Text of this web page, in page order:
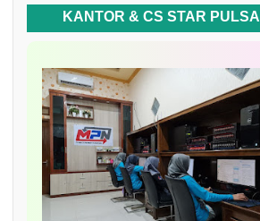
KANTOR & CS STAR PULSA